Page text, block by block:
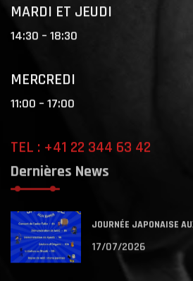
MARDI ET JEUDI
14:30 – 18:30
MERCREDI
11:00 – 17:00
TEL : +41 22 344 63 42
Dernières News
JOURNÉE JAPONAISE
17/07/2026